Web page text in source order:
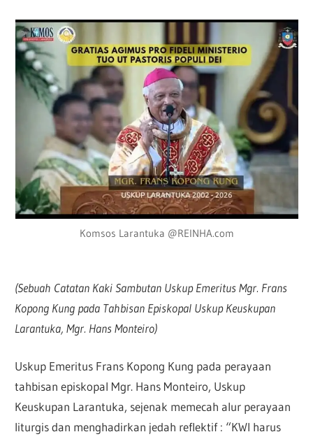
Komsos Larantuka @REINHA.com
(Sebuah Catatan Kaki Sambutan Uskup Emeritus Mgr. Frans
Kopong Kung pada Tahbisan Episkopal Uskup Keuskupan
Larantuka, Mgr. Hans Monteiro)
Uskup Emeritus Frans Kopong Kung pada perayaan
tahbisan episkopal Mgr. Hans Monteiro, Uskup
Keuskupan Larantuka, sejenak memecah alur perayaan
liturgis dan menghadirkan jedah reflektif : “KWI harus